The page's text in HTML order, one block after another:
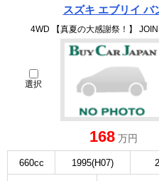
スズキ エブリイ バ
4WD 【真夏の大感謝祭！】
選択
168 万円
660cc 1995(H07)